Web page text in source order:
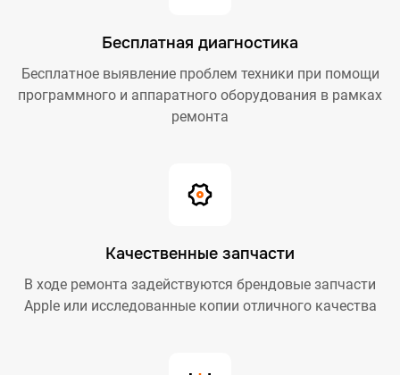
Бесплатная диагностика
Бесплатное выявление проблем техники при помощи
программного и аппаратного оборудования в рамках
ремонта
Качественные запчасти
В ходе ремонта задействуются брендовые запчасти
Apple или исследованные копии отличного качества